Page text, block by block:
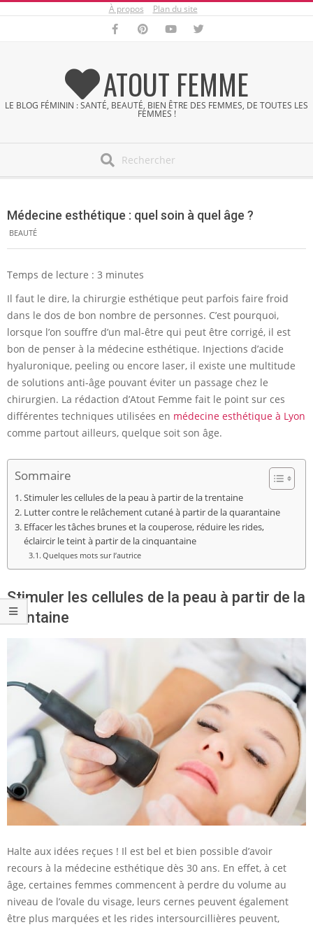
À propos Plan du site
ATOUT FEMME
LE BLOG FÉMININ : SANTÉ, BEAUTÉ, BIEN ÊTRE DES FEMMES, DE TOUTES LES
FEMMES !
Menu
Médecine esthétique : quel soin à quel âge ?
BEAUTÉ
Temps de lecture : 3 minutes
Il faut le dire, la chirurgie esthétique peut parfois faire froid
dans le dos de bon nombre de personnes. C’est pourquoi,
lorsque l’on souffre d’un mal-être qui peut être corrigé, il est
bon de penser à la médecine esthétique. Injections d’acide
hyaluronique, peeling ou encore laser, il existe une multitude
de solutions anti-âge pouvant éviter un passage chez le
chirurgien. La rédaction d’Atout Femme fait le point sur ces
différentes techniques utilisées en médecine esthétique à Lyon
comme partout ailleurs, quelque soit son âge.
Sommaire
Stimuler les cellules de la peau à partir de la trentaine
Lutter contre le relâchement cutané à partir de la quarantaine
Effacer les tâches brunes et la couperose, réduire les rides,
éclaircir le teint à partir de la cinquantaine
Quelques mots sur l’autrice
Stimuler les cellules de la peau à partir de la
trentaine
Halte aux idées reçues ! Il est bel et bien possible d’avoir
recours à la médecine esthétique dès 30 ans. En effet, à cet
âge, certaines femmes commencent à perdre du volume au
niveau de l’ovale du visage, leurs cernes peuvent également
être plus marquées et les rides intersourcillières peuvent,